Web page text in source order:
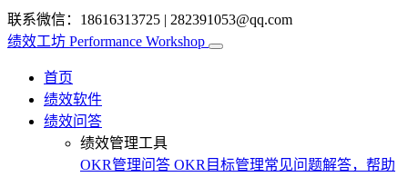
联系微信：18616313725 | 282391053@qq.com
绩效工坊 Performance Workshop
首页
绩效软件
绩效问答
绩效管理工具
OKR管理问答 OKR目标管理常见问题解答，帮助